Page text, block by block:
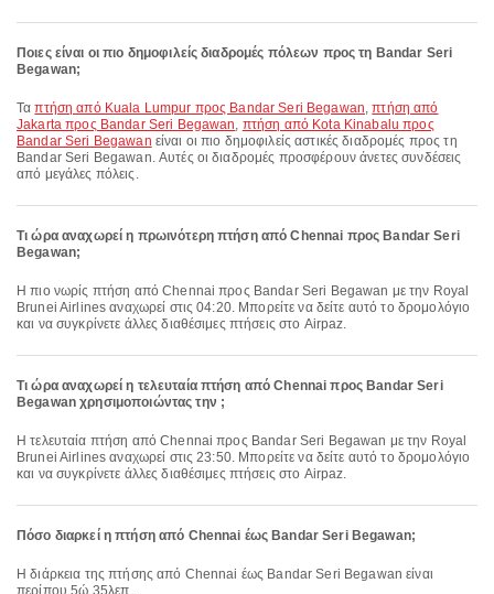
Ποιες είναι οι πιο δημοφιλείς διαδρομές πόλεων προς τη Bandar Seri
Begawan;
Ταπτήση από Kuala Lumpur προς Bandar Seri Begawan,πτήση από
Jakarta προς Bandar Seri Begawan, πτήση από Kota Kinabalu προς
Bandar Seri Begawan είναι οι πιο δημοφιλείς αστικές διαδρομές προς τη
Bandar Seri Begawan. Αυτές οι διαδρομές προσφέρουν άνετες συνδέσεις
από μεγάλες πόλεις.
Τι ώρα αναχωρεί η πρωινότερη πτήση από Chennai προς Bandar Seri
Begawan;
Η πιο νωρίς πτήση από Chennai προς Bandar Seri Begawan με την Royal
Brunei Airlines αναχωρεί στις 04:20. Μπορείτε να δείτε αυτό το δρομολόγιο
και να συγκρίνετε άλλες διαθέσιμες πτήσεις στο Airpaz.
Τι ώρα αναχωρεί η τελευταία πτήση από Chennai προς Bandar Seri
Begawan χρησιμοποιώντας την ;
Η τελευταία πτήση από Chennai προς Bandar Seri Begawan με την Royal
Brunei Airlines αναχωρεί στις 23:50. Μπορείτε να δείτε αυτό το δρομολόγιο
και να συγκρίνετε άλλες διαθέσιμες πτήσεις στο Airpaz.
Πόσο διαρκεί η πτήση από Chennai έως Bandar Seri Begawan;
Η διάρκεια της πτήσης από Chennai έως Bandar Seri Begawan είναι
περίπου 5ώ 35λεπ..